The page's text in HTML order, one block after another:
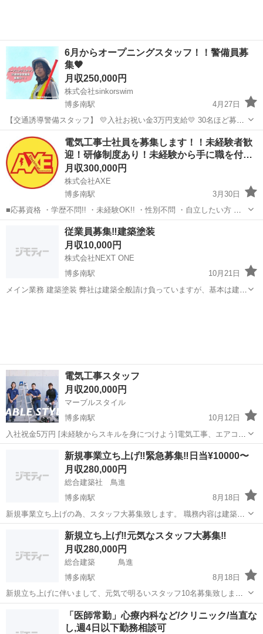
6月からオープニングスタッフ！！警備員募
集🧡
月収250,000円
株式会社sinkorswim
博多南駅
4月27日
【交通誘導警備スタッフ】 💛入社お祝い金3万円支給💛 30名ほど募集
します！！ ⭐︎仕事内容⭐︎ 電気通信、建設工事現場で車や歩行者の交
通誘導を行っていただきます。他にもイベントや各種行事の警備も行
う予定です。 ⭐︎...
福岡 那珂川市 博多南駅 警備員
電気工事士社員を募集します！！未経験者歓
迎！研修制度あり！未経験から手に職を付…
月収300,000円
株式会社AXE
博多南駅
3月30日
■応募資格 ・学歴不問!! ・未経験OK!! ・性別不問 ・自立したい方 ・
正社員としてキャリアアップしたい方 ・中高年の方で正社員を目指し
ている方 ■お仕事内容(電気工事) ～電気設備の設計施工～ 太...
那珂川市 博多南駅 電気
従業員募集‼️建築塗装
月収10,000円
株式会社NEXT ONE
博多南駅
10月21日
メイン業務 建築塗装 弊社は建築全般請け負っていますが、基本は建築
電気工事スタッフ
月収200,000円
マーブルスタイル
博多南駅
10月12日
入社祝金5万円 [未経験からスキルを身につけよう]電気工事、エアコン
工事、アンテナ工事、エアコンクリーニングなどを行います。 未経験
大歓迎！普通自動車運転免許所得者優遇 勤務時間9:00~17:00(繁忙期多
那珂川市 博多南駅 電気 30万
新規事業立ち上げ‼️緊急募集‼️日当¥10000〜
月収280,000円
総合建築社 鳥進
博多南駅
8月18日
新規事業立ち上げの為、スタッフ大募集致します。 職務内容は建築板
金、特殊防火壁が主な会社です。 しっかり稼げんる会社です。 社保完
那珂川市 博多南駅 その他 建築板金
新規立ち上げ‼️元気なスタッフ大募集‼️
月収280,000円
総合建築 鳥進
博多南駅
8月18日
新規立ち上げに伴いまして、元気で明るいスタッフ10名募集致しま
す。 業務内容は建築板金、特殊防火壁を主とした会社になります。そ
の他は住宅リフォーム、電気工事、塗装工事などもあります。 経験
者、優遇致します。 幹部候補生も募集...
博多南駅 土木 建築板金
「医師常勤」心療内科など/クリニック/当直な
し,週4日以下勤務相談可